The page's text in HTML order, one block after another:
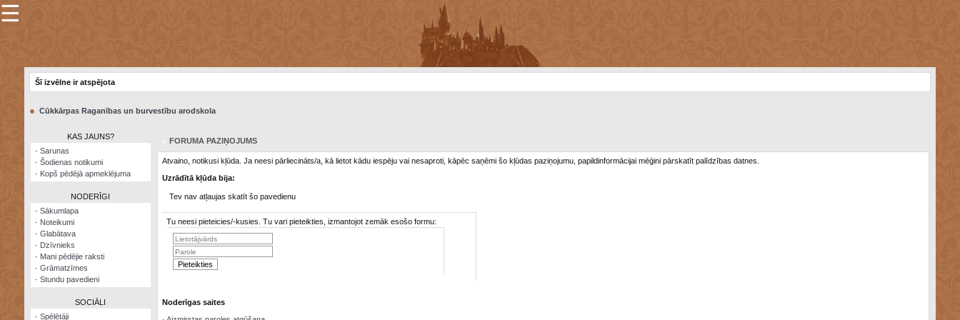
×
Šodienas
Visatcera
almanahs
☰
Šī izvēlne ir atspējota
● Cūkkārpas Raganības un burvestību arodskola
KAS JAUNS?
· Sarunas
· Šodienas notikumi
· Kopš pēdējā apmeklējuma
NODERĪGI
· Sākumlapa
· Noteikumi
· Glabātava
· Dzīvnieks
· Mani pēdējie raksti
· Grāmatzīmes
· Stundu pavedieni
SOCIĀLI
· Spēlētāji
FORUMA PAZIŅOJUMS
Atvaino, notikusi kļūda. Ja neesi pārliecināts/a, kā lietot kādu iespēju vai nesaproti, kāpēc saņēmi šo kļūdas paziņojumu, papildinformācijai mēģini pārskatīt palīdzības datnes.
Uzrādītā kļūda bija:
Tev nav atļaujas skatīt šo pavedienu
Tu neesi pieteicies/-kusies. Tu vari pieteikties, izmantojot zemāk esošo formu:
Noderīgas saites